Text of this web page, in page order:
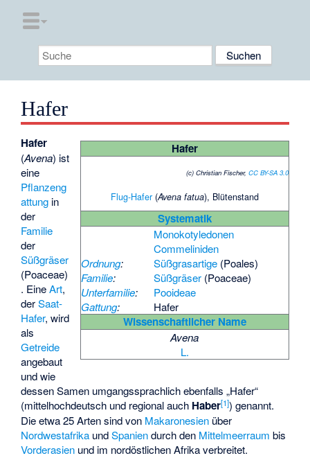
Hafer
Hafer
(c) Christian Fischer, CC BY-SA 3.0
Flug-Hafer(Avena fatua), Blütenstand
Systematik
Monokotyledonen
Commeliniden
Ordnung: Süßgrasartige(Poales)
Familie: Süßgräser(Poaceae)
Unterfamilie:
Pooideae
Gattung: Hafer
Wissenschaftlicher Name
Avena
L.
Hafer
(Avena) ist
eine
Pflanzeng
attung in
der
Familie
der
Süßgräser
(Poaceae)
. EineArt,
derSaat-
Hafer, wird
als
Getreide
angebaut
und wie
dessen Samen umgangssprachlich ebenfalls „Hafer“
(mittelhochdeutsch und regional auch Haber[1]) genannt.
Die etwa 25 Arten sind von Makaronesien über
Nordwestafrika undSpaniendurch den Mittelmeerraum bis
Vorderasien und im nordöstlichen Afrika verbreitet.